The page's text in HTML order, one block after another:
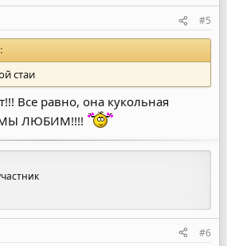
#5
стаи
Все равно, она кукольная
МЫ ЛЮБИМ!!!!
#6